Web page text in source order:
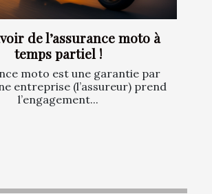
de l’assurance moto à
temps partiel !
moto est une garantie par
entreprise (l’assureur) prend
l’engagement...